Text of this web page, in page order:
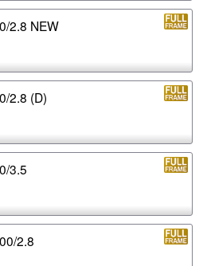
2.8 NEW
2.8 (D)
3.5
2.8